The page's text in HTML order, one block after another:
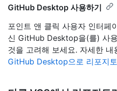
GitHub Desktop 사용하기
포인트 앤 클릭 사용자 인터페
신 GitHub Desktop을(를) 사
것을 고려해 보세요. 자세한 내
GitHub Desktop으로 리포지